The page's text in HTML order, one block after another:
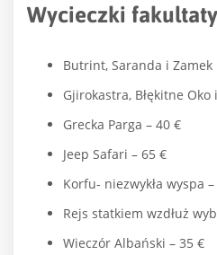
Wycieczki
Butrint, Saranda i Zamek
Gjirokastra, Błękitne
Grecka Parga – 40 €
Jeep Safari – 65 €
Korfu- niezwykła wyspa
Rejs statkiem wzdłuż
Wieczór Albański – 35 €